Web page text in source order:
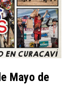
Mayo de